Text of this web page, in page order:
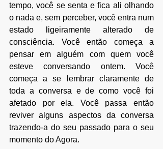
tempo, você se senta e fica ali olhando
o nada e, sem perceber, você entra num
estado ligeiramente alterado de
consciência. Você então começa a
pensar em alguém com quem você
esteve conversando ontem. Você
começa a se lembrar claramente de
toda a conversa e de como você foi
afetado por ela. Você passa então
reviver alguns aspectos da conversa
trazendo-a do seu passado para o seu
momento do Agora.